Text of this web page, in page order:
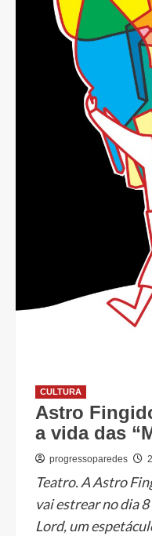
CULTURA
Astro
a vida das
progressoparedes
Teatro. A Astro
vai estrear no dia
Lord, um